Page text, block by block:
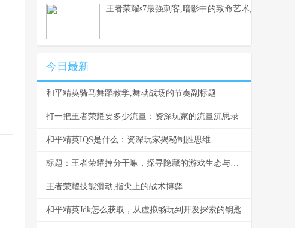
王者荣耀s7最强刺客,暗影中的致命艺术,一个时代
今日最新
和平精英骑马舞蹈教学,舞动战场的节奏副标题
打一把王者荣耀要多少流量：资深玩家的流量沉思录
和平精英IQS是什么：资深玩家揭秘制胜思维
标题：王者荣耀掉分干嘛，探寻隐藏的游戏生态与玩家心理
王者荣耀技能滑动,指尖上的战术博弈
和平精英Jdk怎么获取，从虚拟畅玩到开发探索的钥匙